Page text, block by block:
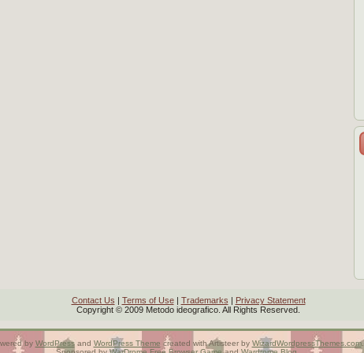
Contact Us | Terms of Use| Trademarks | Privacy Statement
Copyright © 2009 Metodo ideografico. All Rights Reserved.
by WordPressand WordPress Theme created with Artisteer by WizardWordpressThemes.com.